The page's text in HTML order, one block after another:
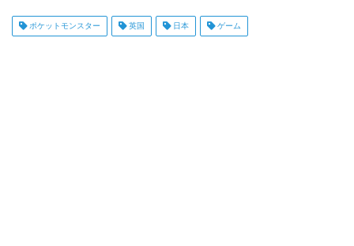
ポケットモンスター 英国 日本 ゲーム